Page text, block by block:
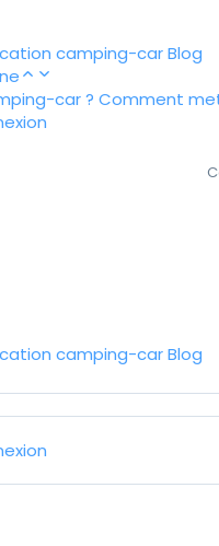
camping-carBlog
car ? Comment
camping-carBlog